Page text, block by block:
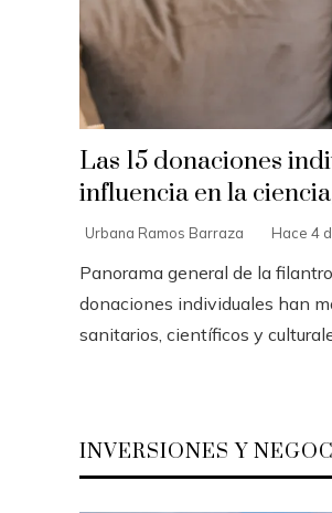
Las 15 donaciones
influencia en la
Urbana Ramos Barraza Hace 4
Panorama general de la
donaciones individuales han
sanitarios, científicos y
INVERSIONES Y